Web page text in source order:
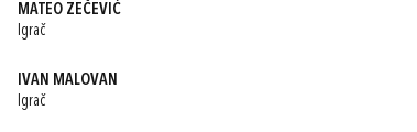
MATEO ZEČEVIĆ
Igrač
IVAN MALOVAN
Igrač